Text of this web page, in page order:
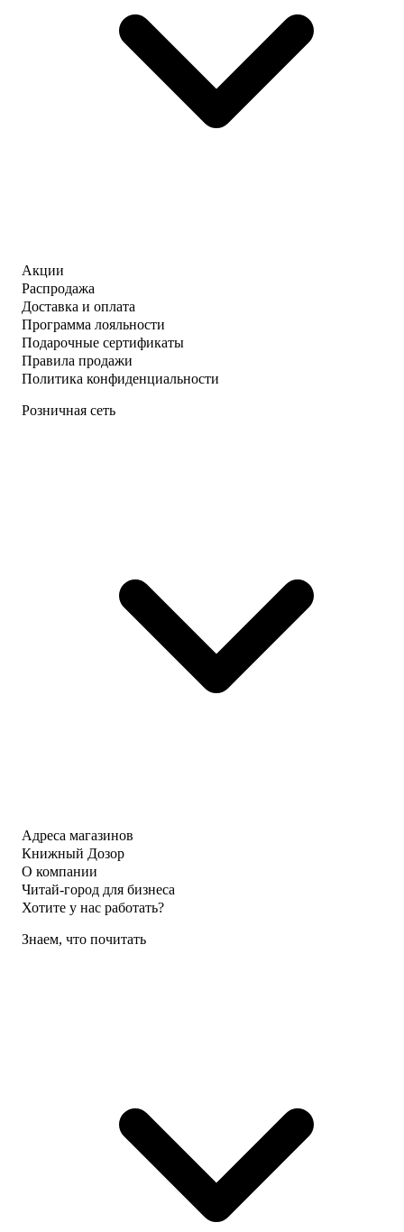
Акции
Распродажа
Доставка и оплата
Программа лояльности
Подарочные сертификаты
Правила продажи
Политика конфиденциальности
Розничная сеть
Адреса магазинов
Книжный Дозор
О компании
Читай-город для бизнеса
Хотите у нас работать?
Знаем, что почитать